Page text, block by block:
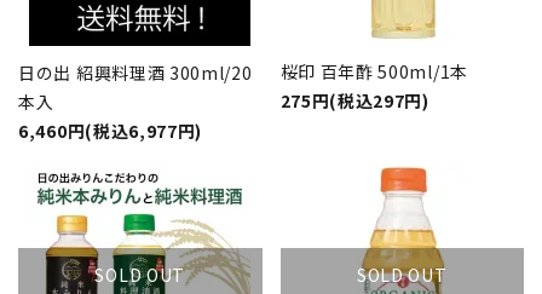
日の出 紹興料理酒 300ml/20
本入
6,460円(税込6,977円)
桜印 百年酢 500ml/1本
275円(税込297円)
SOLD OUT SOLD OUT